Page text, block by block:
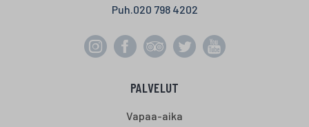
Puh. 020 798 4202
PALVELUT
Vapaa-aika